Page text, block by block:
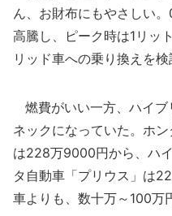
ん、お財布にもやさしい
高騰し、ピーク時は1リッ
リッド車への乗り換えを検
燃費がいい一方、ハイブ
ネックになっていた。ホ
は228万9000円から、ハ
タ自動車「プリウス」は
車よりも、数十万～100万